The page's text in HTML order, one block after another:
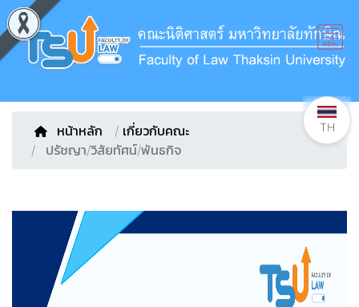
หน้าหลัก / เกี่ยวกับคณะ
ปรัชญา/วิสัยทัศน์/พันธกิจ
TH